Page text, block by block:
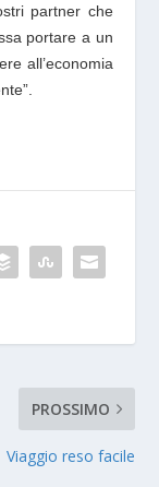
partner che
portare a un
all’economia
PROSSIMO
Viaggio reso facile